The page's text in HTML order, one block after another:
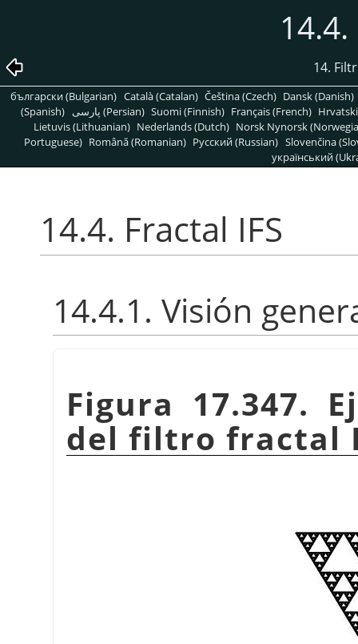
14.
български (Bulgarian) Català (Catalan) Čeština (Czech) Dansk (Danish)
(Spanish)
پارسی (Persian) Suomi (Finnish) Français (French)
Lietuvis (Lithuanian) Nederlands (Dutch) Norsk Nynorsk
Portuguese) Română (Romanian) Pусский (Russian) Slovenčina
український
14.4. Fractal IFS
14.4.1. Visión
Figura 17.347.
del filtro fractal